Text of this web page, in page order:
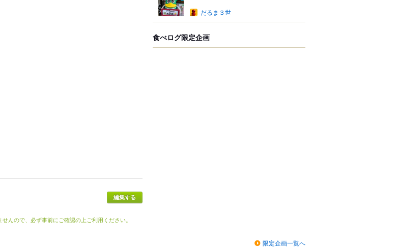
編集する
んので、必ず事前にご確認の上ご利用ください。
だるま３世
食べログ限定企画
限定企画一覧へ